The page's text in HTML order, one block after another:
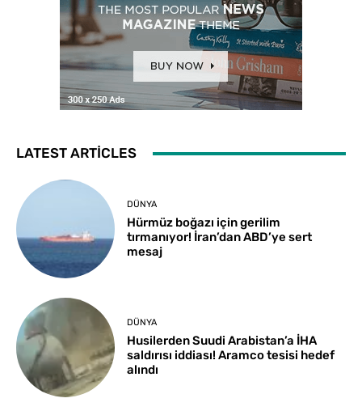
LATEST ARTICLES
DÜNYA
Hürmüz boğazı için gerilim
tırmanıyor! İran’dan ABD’ye sert
mesaj
DÜNYA
Husilerden Suudi Arabistan’a İHA
saldırısı iddiası! Aramco tesisi hedef
alındı